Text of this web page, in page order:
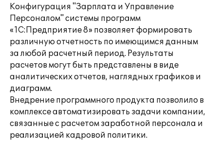
Конфигурация "Зарплата и Управление
Персоналом" системы программ
«1С:Предприятие 8» позволяет формировать
различную отчетность по имеющимся данным
за любой расчетный период. Результаты
расчетов могут быть представлены в виде
аналитических отчетов, наглядных графиков и
диаграмм.
Внедрение программного продукта позволило в
комплексе автоматизировать задачи компании,
связанные с расчетом заработной персонала и
реализацией кадровой политики.